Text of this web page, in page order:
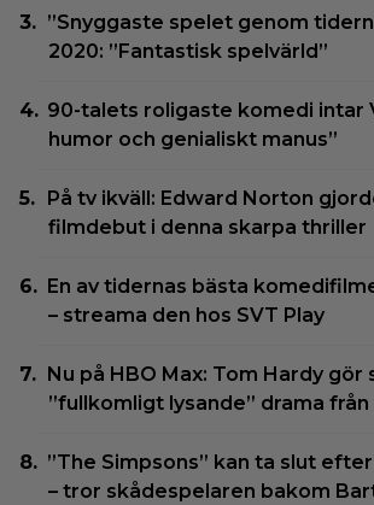
”Snyggaste spelet genom
2020: ”Fantastisk spelvärld”
90-talets roligaste komedi intar
humor och genialiskt manus”
På tv ikväll: Edward Norton
filmdebut i denna skarpa thriller
En av tidernas bästa
– streama den hos SVT Play
Nu på HBO Max: Tom Hardy gör
”fullkomligt lysande” drama från
”The Simpsons” kan ta slut
– tror skådespelaren bakom